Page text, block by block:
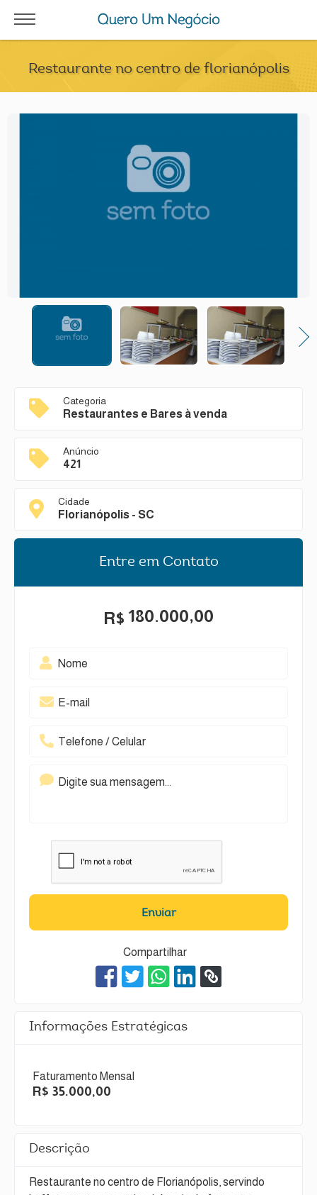
Restaurante no centro de florianópolis
Next
Categoria
Restaurantes e Bares à venda
Anúncio
421
Cidade
Florianópolis - SC
Entre em Contato
R$ 180.000,00
Enviar
Compartilhar
Informações Estratégicas
Faturamento Mensal
R$ 35.000,00
Descrição
Restaurante no centro de Florianópolis, servindo